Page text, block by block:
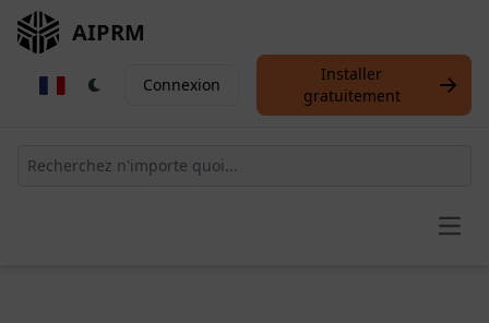
AIPRM
Connexion
Installer
gratuitement